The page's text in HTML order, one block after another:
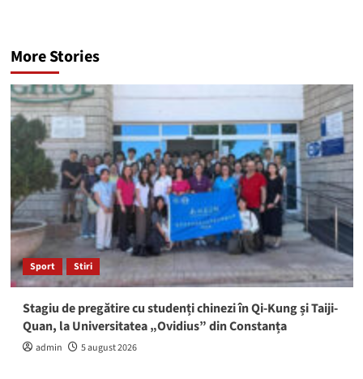
More Stories
Sport Stiri
Stagiu de pregătire cu studenți chinezi în Qi-Kung și Taiji-
Quan, la Universitatea „Ovidius” din Constanța
admin 5 august 2026